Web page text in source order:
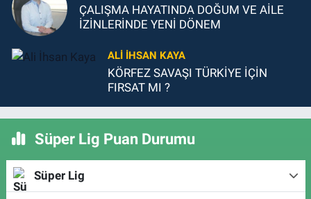
ÇALIŞMA HAYATINDA DOĞUM VE AİLE
İZİNLERİNDE YENİ DÖNEM
ALI İHSAN KAYA
KÖRFEZ SAVAŞI TÜRKİYE İÇİN
FIRSAT MI ?
Süper Lig Puan Durumu
Süper Lig